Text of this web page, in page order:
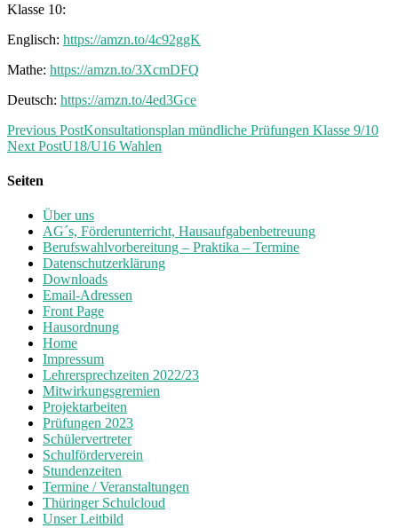
Klasse 10:
Englisch: https://amzn.to/4c92ggK
Mathe: https://amzn.to/3XcmDFQ
Deutsch: https://amzn.to/4ed3Gce
Previous PostKonsultationsplan mündliche Prüfungen Klasse 9/10
Next PostU18/U16 Wahlen
Seiten
Über uns
AG´s, Förderunterricht, Hausaufgabenbetreuung
Berufswahlvorbereitung – Praktika – Termine
Datenschutzerklärung
Downloads
Email-Adressen
Front Page
Hausordnung
Home
Impressum
Lehrersprechzeiten 2022/23
Mitwirkungsgremien
Projektarbeiten
Prüfungen 2023
Schülervertreter
Schulförderverein
Stundenzeiten
Termine / Veranstaltungen
Thüringer Schulcloud
Unser Leitbild